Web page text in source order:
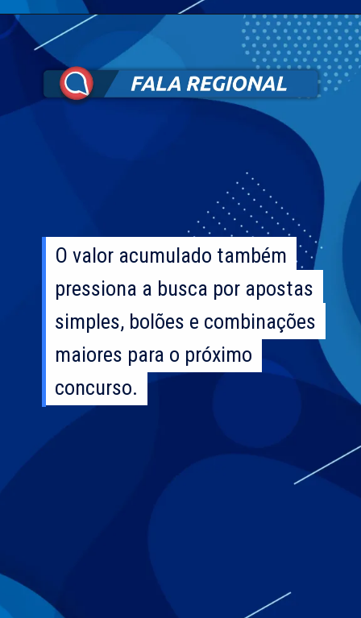
O valor acumulado também
pressiona a busca por apostas
simples, bolões e combinações
maiores para o próximo
concurso.
O valor acumulado também
pressiona a busca por apostas
simples, bolões e combinações
maiores para o próximo
concurso.